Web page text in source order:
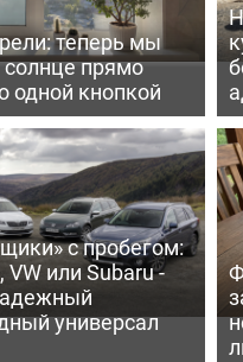
теперь мы
прямо
одной кнопкой
с пробегом:
VW или Subaru -
универсал